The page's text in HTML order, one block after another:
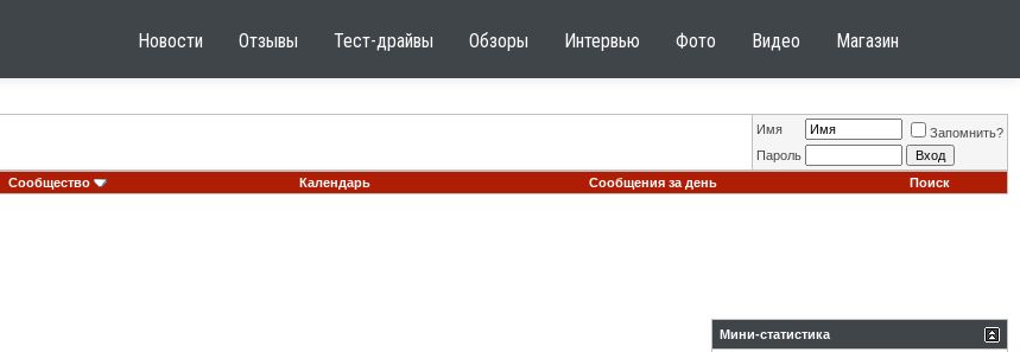
Новости Отзывы Тест-драйвы Обзоры Интервью Фото Видео Магазин
Имя
Запомнить?
Пароль
Сообщество Календарь Сообщения за день Поиск
Мини-статистика